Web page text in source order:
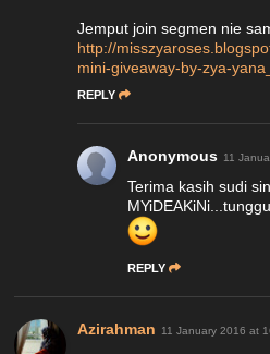
Jemput join segmen nie
http://
mini-giveaway-by-zya-
REPLY
Anonymous 11
Terima kasih sudi
REPLY
Azirahman 11 January 2016 at